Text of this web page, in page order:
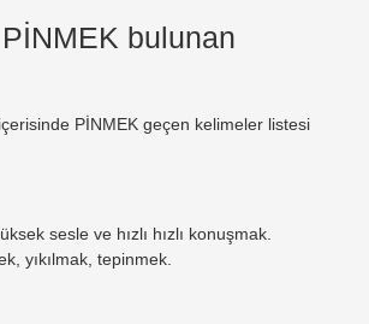
bulunan
PİNMEK geçen kelimeler listesi
sesle ve hızlı hızlı konuşmak.
yıkılmak, tepinmek.